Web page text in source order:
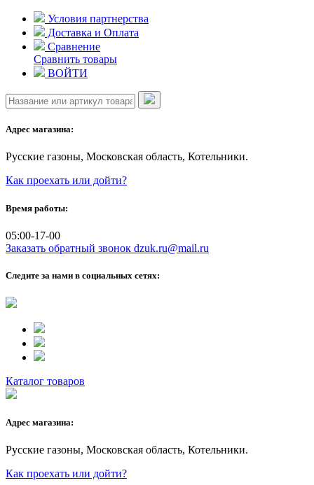
Skip
content
Условия партнерства
Доставка и Оплата
Сравнение
Сравнить товары
ВОЙТИ
Адрес магазина:
Русские газоны, Московская область, Котельники.
Как проехать или дойти?
Время работы:
05:00-17-00
Заказать обратный звонок dzuk.ru@mail.ru
Следите за нами в социальных сетях:
Каталог товаров
Адрес магазина:
Русские газоны, Московская область, Котельники.
Как проехать или дойти?